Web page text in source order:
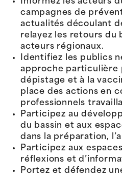
campagnes de
actualités découlant
relayez les retours du
acteurs régionaux.
Identifiez les publics
approche particulière
dépistage et à la
place des actions en
professionnels
Participez au
du bassin et aux
dans la préparation,
Participez aux
réflexions et
Portez et défendez